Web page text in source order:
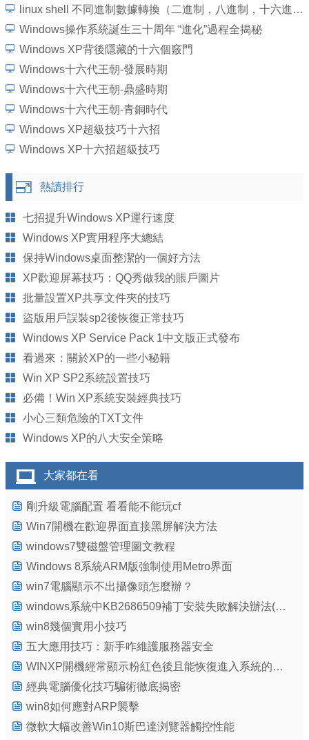
linux shell 不同進制數據轉換（二進制，八進制，十六進制，base64)
Windows操作系統誕生三十周年 “進化”過程全揭秘
Windows XP背後隱藏的十六個竅門
Windows十六代王朝-發展時期
Windows十六代王朝-鼎盛時期
Windows十六代王朝-青銅時代
Windows XP超級技巧十六招
Windows XP十六招超級技巧
熱讀排行
七招提升Windows XP運行速度
Windows XP實用程序大總結
保持Windows桌面整潔的一個好方法
XP歡迎屏幕技巧：QQ秀做我的賬戶圖片
批量設置XP共享文件夾的技巧
盜版用戶誤裝sp2後恢復正常技巧
Windows XP Service Pack 1中文版正式發布
看過來：關於XP的一些小秘籍
Win XP SP2系統設置技巧
必備！Win XP系統安裝經典技巧
小心三類危險的TXT文件
Windows XP的八大安全策略
大家都在看
剛升級電腦配置 看看能不能玩cf
Win7開機在歡迎界面直接黑屏解決方法
windows7雙磁盤管理圖文教程
Windows 8系統ARM版強制使用Metro界面
win7電腦顯示不出攝像頭怎麼辦？
windows系統中KB2686509補丁安裝失敗解決辦法(詳解)
win8幾個實用小技巧
五大應用技巧：新手咋維護服務器安全
WINXP開機經常顯示粉紅色後且能恢復進入系統的原因
經典電腦優化技巧騙術徹底揭密
win8如何應對ARP襲擊
微軟大幅改善Win10斯巴達浏覽器觸控性能